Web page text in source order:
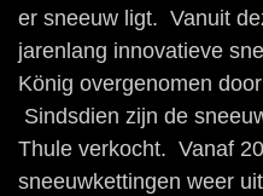
er sneeuw ligt. Vanuit
jarenlang innovatieve
König overgenomen
Sindsdien zijn de
Thule verkocht. Vanaf
sneeuwkettingen weer